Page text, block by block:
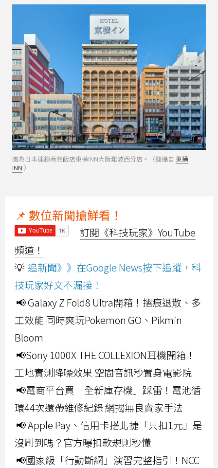
圖為日本連鎖商務飯店東橫INN大阪難波西分店。（翻攝自 東橫
INN ）
📌 數位新聞搶鮮看！
訂閱《科技玩家》YouTube
頻道！
💡 追新聞》》在Google News按下追蹤，科
技玩家好文不漏接！
📢 Galaxy Z Fold8 Ultra開箱！摺痕退散、多
工效能 同時爽玩Pokemon GO、Pikmin
Bloom
📢Sony 1000X THE COLLEXION耳機開箱！
工地實測降噪效果 空間音訊秒置身電影院
📢電商平台買「全新庫存機」踩雷！電池循
環44次還帶維修紀錄 網揭無良賣家手法
📢 Apple Pay、信用卡搭北捷「只扣1元」是
沒刷到嗎？官方曝扣款規則秒懂
📢國家級「行動斷網」演習完整指引！NCC